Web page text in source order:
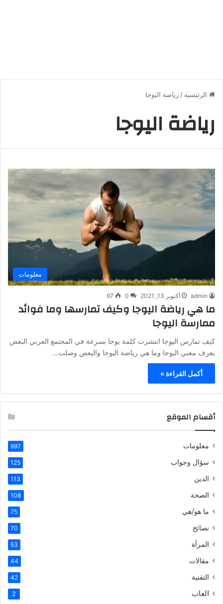
الرئيسية / رياضة اليوجا
رياضة اليوجا
معلومات
admin أكتوبر 13, 2021 0
97
ما هي رياضة اليوجا وكيف تمارسها وما فوائد
ممارسة اليوجا
كيف تمارس اليوجا انتشرت كلمة يوجا بسرعة في المجتمع العربي البعض
يعرف معني اليوجا وما هي رياضة اليوجا والبعض وصلت…
أكمل القراءة »
أقسام الموقع
معلومات 997
سؤال وجواب 125
الدين 113
الصحة 108
ما هو/هي 75
نصائح 70
المرأة 53
مقالات 44
التقنية 42
العاب 2